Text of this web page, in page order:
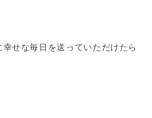
せな毎日を送っていただけたら